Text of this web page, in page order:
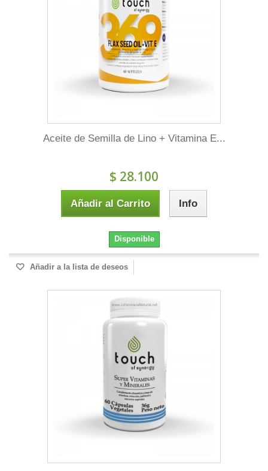
Aceite de Semilla de Lino + Vitamina E...
$ 28.100
Añadir al Carrito Info
Disponible
Añadir a la lista de deseos